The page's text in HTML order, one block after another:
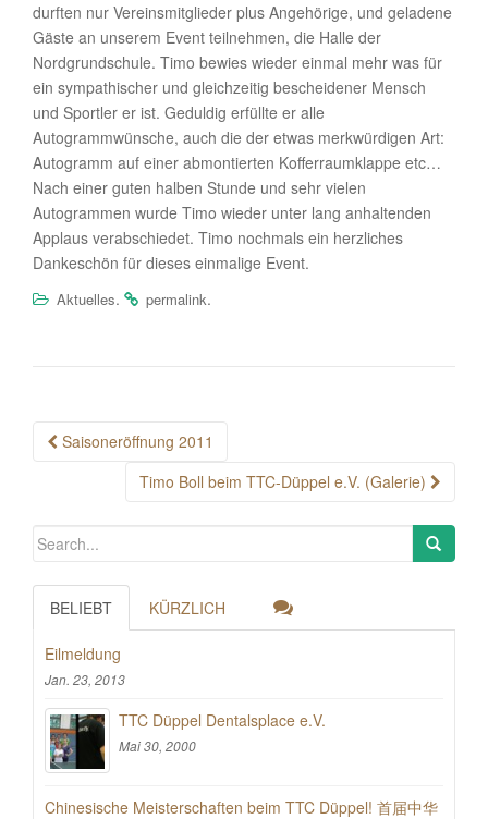
durften nur Vereinsmitglieder plus Angehörige, und geladene
Gäste an unserem Event teilnehmen, die Halle der
Nordgrundschule. Timo bewies wieder einmal mehr was für
ein sympathischer und gleichzeitig bescheidener Mensch
und Sportler er ist. Geduldig erfüllte er alle
Autogrammwünsche, auch die der etwas merkwürdigen Art:
Autogramm auf einer abmontierten Kofferraumklappe etc…
Nach einer guten halben Stunde und sehr vielen
Autogrammen wurde Timo wieder unter lang anhaltenden
Applaus verabschiedet. Timo nochmals ein herzliches
Dankeschön für dieses einmalige Event.
Aktuelles. permalink.
Post
navigation
Saisoneröffnung 2011
Timo Boll beim TTC-Düppel e.V. (Galerie)
BELIEBT KÜRZLICH
Eilmeldung
Jan. 23, 2013
TTC Düppel Dentalsplace e.V.
Mai 30, 2000
Chinesische Meisterschaften beim TTC Düppel! 首届中华